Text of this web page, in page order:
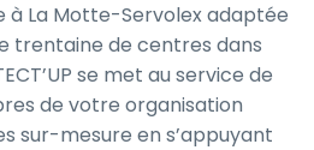
à La Motte-Servolex adaptée
trentaine de centres dans
se met au service de
de votre organisation
sur-mesure en s’appuyant